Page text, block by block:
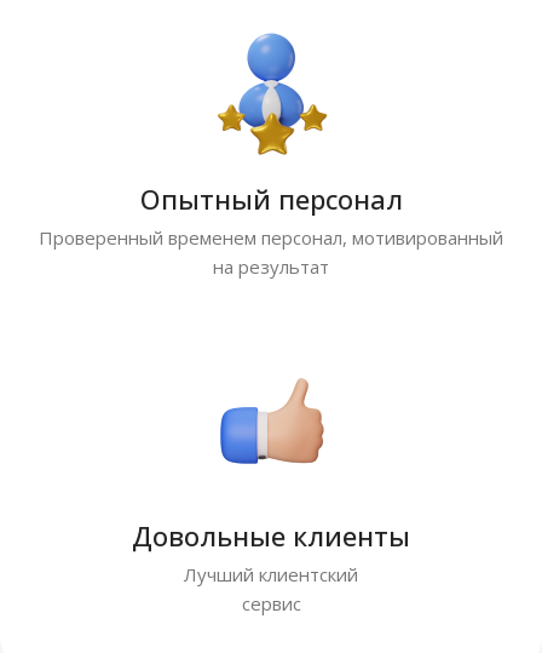
Опытный персонал
Проверенный временем персонал, мотивированный
на результат
Довольные клиенты
Лучший клиентский
сервис